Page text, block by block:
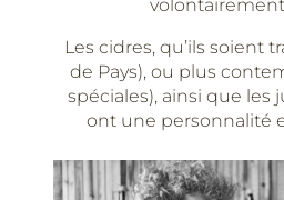
Les cidres, qu’ils soient
de Pays), ou plus
spéciales), ainsi que les
ont une personnalité